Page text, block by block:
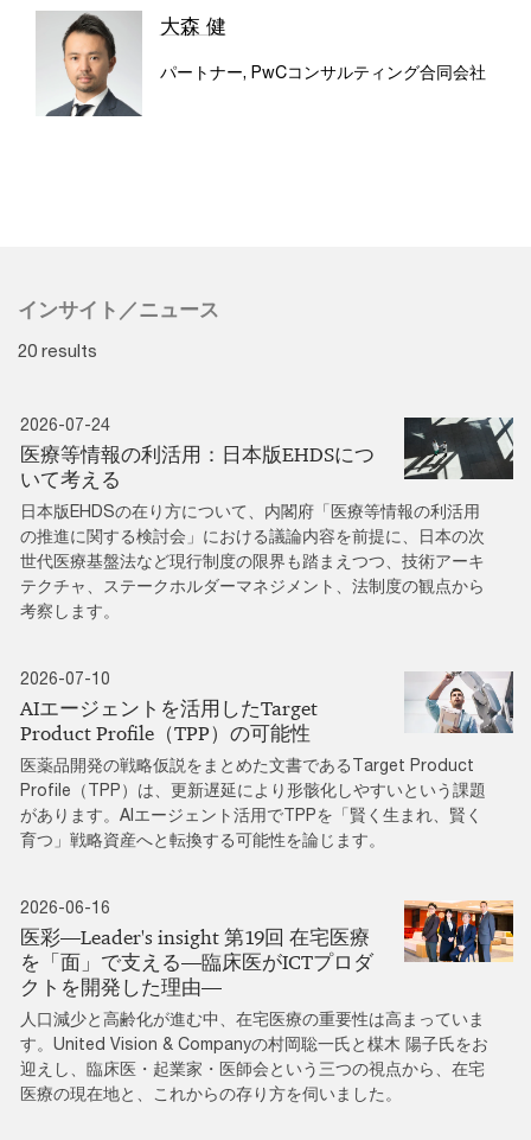
大森 健
パートナー, PwCコンサルティング合同会社
インサイト／ニュース
20 results
2026-07-24
医療等情報の利活用：日本版EHDSにつ
いて考える
日本版EHDSの在り方について、内閣府「医療等情報の利活用
の推進に関する検討会」における議論内容を前提に、日本の次
世代医療基盤法など現行制度の限界も踏まえつつ、技術アーキ
テクチャ、ステークホルダーマネジメント、法制度の観点から
考察します。
2026-07-10
AIエージェントを活用したTarget
Product Profile（TPP）の可能性
医薬品開発の戦略仮説をまとめた文書であるTarget Product
Profile（TPP）は、更新遅延により形骸化しやすいという課題
があります。AIエージェント活用でTPPを「賢く生まれ、賢く
育つ」戦略資産へと転換する可能性を論じます。
2026-06-16
医彩―Leader's insight 第19回 在宅医療
を「面」で支える―臨床医がICTプロダ
クトを開発した理由―
人口減少と高齢化が進む中、在宅医療の重要性は高まっていま
す。United Vision & Companyの村岡聡一氏と楳木 陽子氏をお
迎えし、臨床医・起業家・医師会という三つの視点から、在宅
医療の現在地と、これからの存り方を伺いました。